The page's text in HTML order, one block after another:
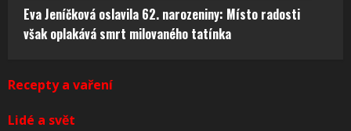
Eva Jeníčková oslavila 62. narozeniny: Místo radosti
však oplakává smrt milovaného tatínka
Recepty a vaření
Lidé a svět